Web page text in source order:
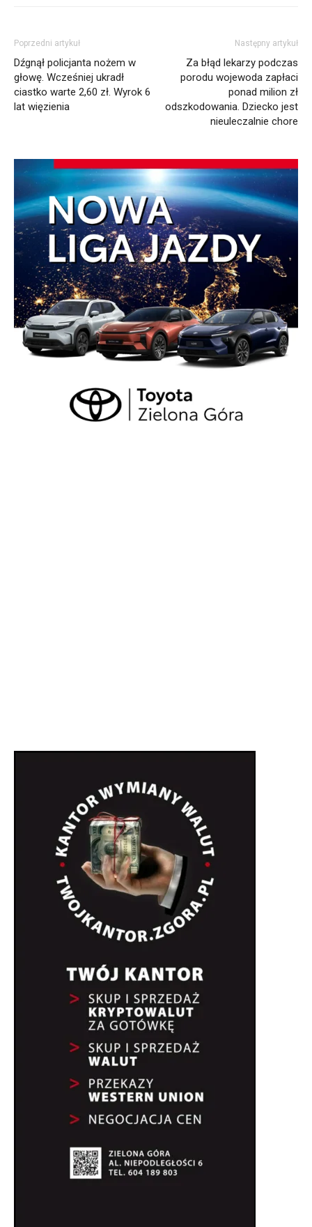
Poprzedni artykuł
Dźgnął policjanta nożem w
głowę. Wcześniej ukradł
ciastko warte 2,60 zł. Wyrok 6
lat więzienia
Następny artykuł
Za błąd lekarzy podczas
porodu wojewoda zapłaci
ponad milion zł
odszkodowania. Dziecko jest
nieuleczalnie chore